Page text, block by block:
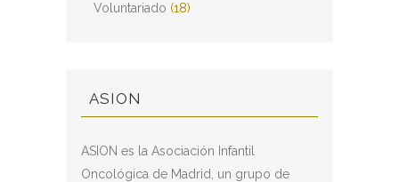
Voluntariado (18)
ASION
ASION es la Asociación Infantil
Oncológica de Madrid, un grupo de